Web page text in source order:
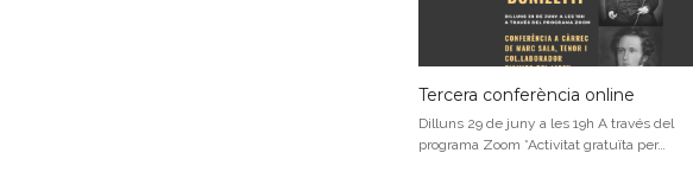
Tercera conferència online
Dilluns 29 de juny a les 19h A través del
programa Zoom *Activitat gratuïta per…